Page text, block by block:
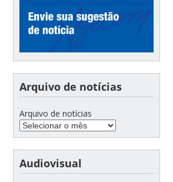
Arquivo de notícias
Arquivo de notícias
Audiovisual